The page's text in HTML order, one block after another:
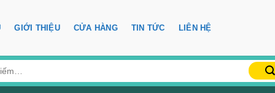
GIỚI THIỆU CỬA HÀNG TIN TỨC LIÊN HỆ